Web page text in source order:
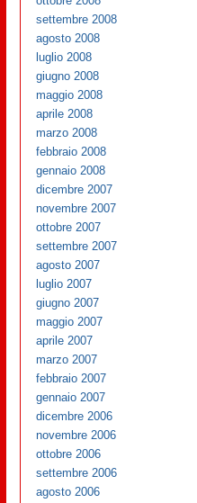
settembre 2008
agosto 2008
luglio 2008
giugno 2008
maggio 2008
aprile 2008
marzo 2008
febbraio 2008
gennaio 2008
dicembre 2007
novembre 2007
ottobre 2007
settembre 2007
agosto 2007
luglio 2007
giugno 2007
maggio 2007
aprile 2007
marzo 2007
febbraio 2007
gennaio 2007
dicembre 2006
novembre 2006
ottobre 2006
settembre 2006
agosto 2006